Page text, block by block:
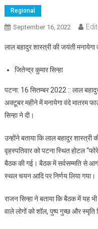
Regional
September 16, 2022
लाल बहादुर शास्त्री की जयंती
जितेन्द्र कुमार सिन्हा
पटना: 16 सितम्बर 2022 :: लाल
अक्टूबर महीने में मनायेगा वंदे मातरम
सिन्हा ने दी।
उन्होंने बताया कि लाल बहादुर
वृहस्पतिवार को पटना स्थित होटल
बैठक की गई। बैठक में सर्वसम्मति से
स्थल चयन आदि पर निर्णय लिया गया।
राजन सिन्हा ने बताया कि बैठक में यह
वाले लोगों को शॉल, पुष्प गुच्छ और स्मृति